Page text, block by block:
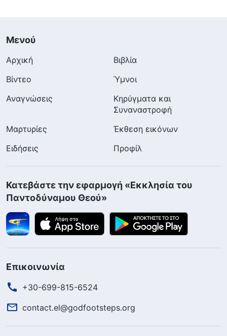
Μενού
Αρχική
Βιβλία
Βίντεο
Ύμνοι
Αναγνώσεις
Κηρύγματα και
Συναναστροφή
Μαρτυρίες
Έκθεση εικόνων
Ειδήσεις
Προφίλ
Κατεβάστε την εφαρμογή «Εκκλησία του
Παντοδύναμου Θεού»
Επικοινωνία
+30-699-815-6524
contact.el@godfootsteps.org